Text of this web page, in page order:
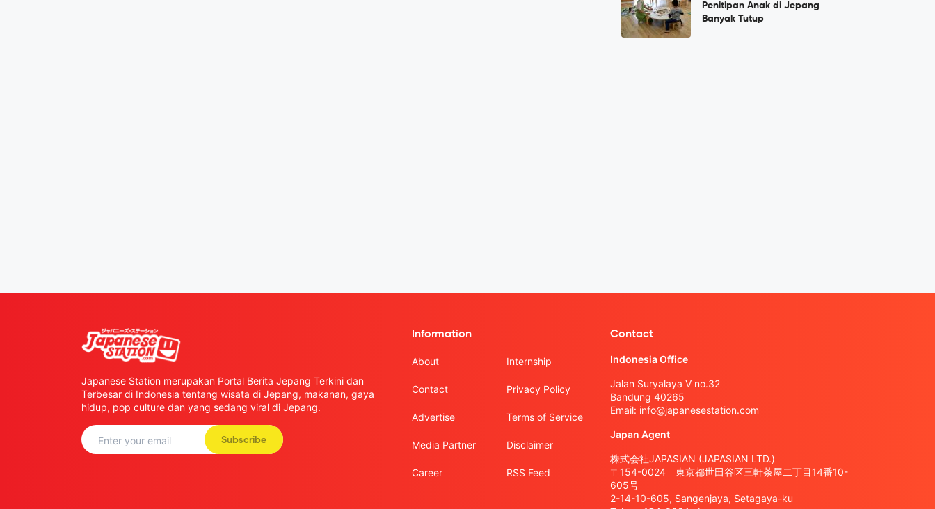
Penitipan Anak di Jepang
Banyak Tutup
Japanese Station merupakan Portal Berita Jepang Terkini dan
Terbesar di Indonesia tentang wisata di Jepang, makanan, gaya
hidup, pop culture dan yang sedang viral di Jepang.
Subscribe
Information
About
Contact
Advertise
Media Partner
Career
Internship
Privacy Policy
Terms of Service
Disclaimer
RSS Feed
Contact
Indonesia Office
Jalan Suryalaya V no.32
Bandung 40265
Email: info@japanesestation.com
Japan Agent
株式会社JAPASIAN (JAPASIAN LTD.)
〒154-0024 東京都世田谷区三軒茶屋二丁目14番10-
605号
2-14-10-605, Sangenjaya, Setagaya-ku